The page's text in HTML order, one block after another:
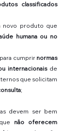
classificados
novo produto que
humana ou no
cumprir normas
internacionais de
que solicitam
;
devem ser bem
não oferecem